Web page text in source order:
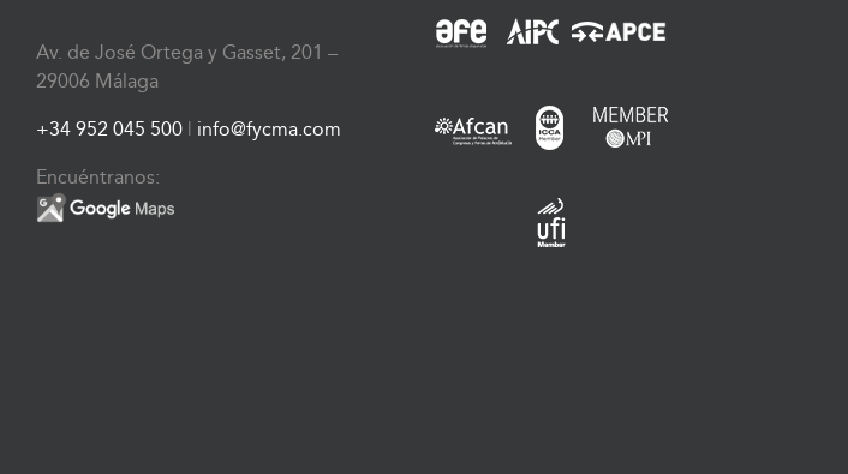
Av. de José Ortega y Gasset, 201 –
29006 Málaga
+34 952 045 500 | info@fycma.com
Encuéntranos: